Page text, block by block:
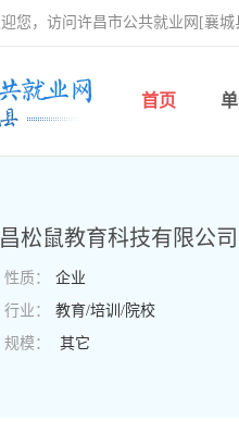
您，访问许昌市公共就业网[襄城
首页
松鼠教育科技有限公司
性质： 企业
行业： 教育/培训/院校
规模： 其它